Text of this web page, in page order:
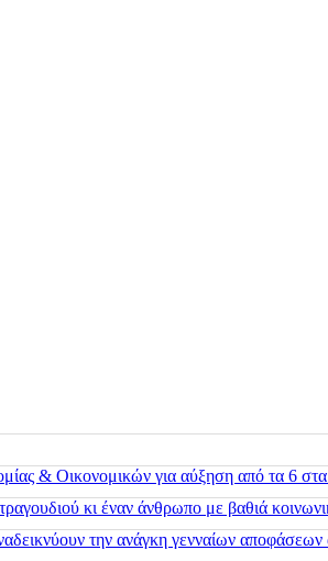
& Οικονομικών για αύξηση από τα 6
κι έναν άνθρωπο με βαθιά
την ανάγκη γενναίων αποφάσεων